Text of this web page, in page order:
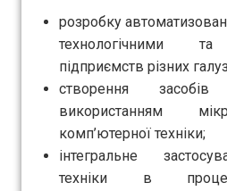
розробку
технологічними та
підприємств різних
створення
використанням
комп’ютерної техніки;
інтегральне
техніки в